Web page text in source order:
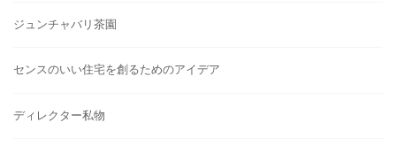
ジュンチャバリ茶園
センスのいい住宅を創るためのアイデア
ディレクター私物